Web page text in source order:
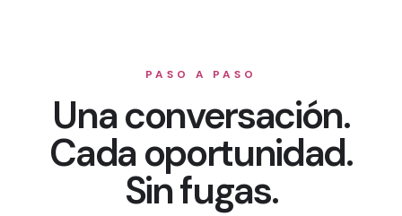
PASO A PASO
Una conversación.
Cada oportunidad.
Sin fugas.